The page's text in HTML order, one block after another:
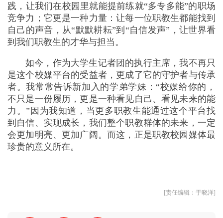
践，让我们在校园里就能提前练就“多专多能”的职场
竞争力；它更是一种力量：让每一位职教生都能找到
自己的声音，从“默默耕耘”到“自信发声”，让世界看
到我们职教生的才华与担当。
如今，作为大学生记者团的执行主席，我不再只
是这个校媒平台的受益者，更成了它的守护者与传承
者。我常常告诉新加入的学弟学妹：“校媒给你的，
不只是一份履历，更是一种看见自己、看见未来的能
力。”因为我知道，当更多职教生能通过这个平台找
到自信、实现成长，我们整个职教群体的未来，一定
会更加明亮、更加广阔。而这，正是职教校园媒体最
珍贵的意义所在。
[责任编辑：于晓洋]